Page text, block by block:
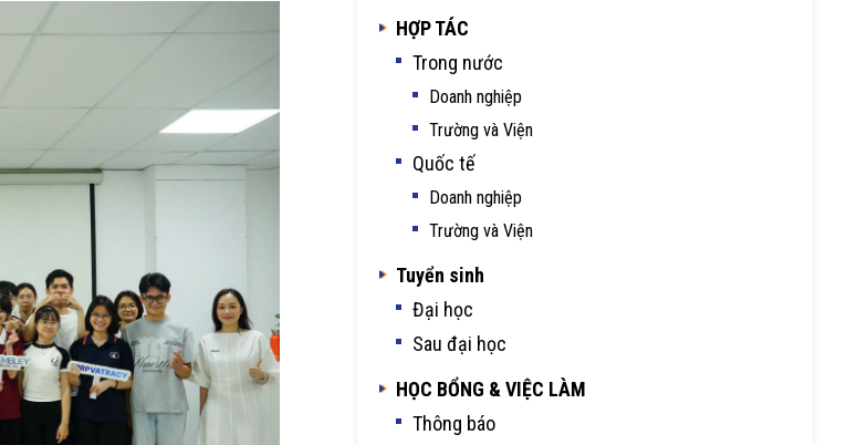
HỢP TÁC
Trong nước
Doanh nghiệp
Trường và Viện
Quốc tế
Doanh nghiệp
Trường và Viện
Tuyển sinh
Đại học
Sau đại học
HỌC BỔNG & VIỆC LÀM
Thông báo